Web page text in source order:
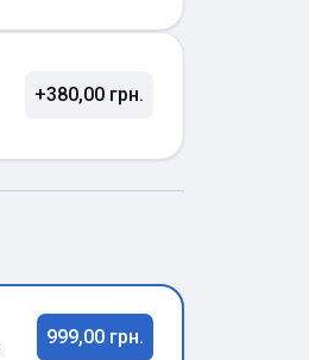
+380,00 грн.
999,00 грн.